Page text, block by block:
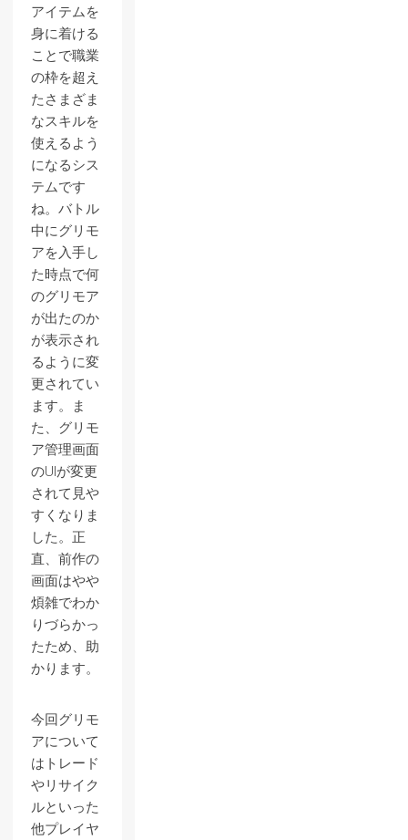
アイテムを
身に着ける
ことで職業
の枠を超え
たさまざま
なスキルを
使えるよう
になるシス
テムです
ね。バトル
中にグリモ
アを入手し
た時点で何
のグリモア
が出たのか
が表示され
るように変
更されてい
ます。ま
た、グリモ
ア管理画面
のUIが変更
されて見や
すくなりま
した。正
直、前作の
画面はやや
煩雑でわか
りづらかっ
たため、助
かります。
今回グリモ
アについて
はトレード
やリサイク
ルといった
他プレイヤ